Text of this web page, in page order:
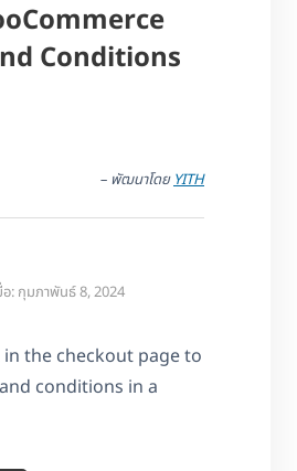
Conditions
– พัฒนาโดยYITH
: กุมภาพันธ์ 8, 2024
in the checkout page to
conditions in a